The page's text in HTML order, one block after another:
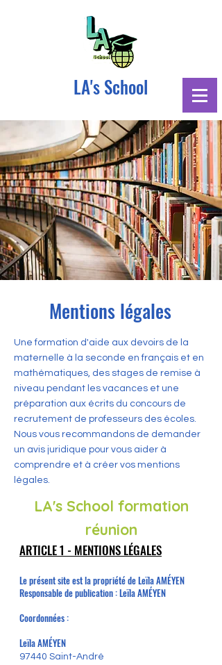
LA's School
L' Éducation pour tous
Mentions légales
Une formation d'aide aux devoirs de la
maternelle à la seconde en français et en
mathématiques, des stages de remise à
niveau pendant les vacances et une
préparation aux écrits du concours de
recrutement de professeurs des écoles.
Nous vous recommandons de demander
un avis juridique pour vous aider à
comprendre et à créer vos mentions
légales.
LA's School formation
réunion
ARTICLE 1 - MENTIONS LÉGALES
Le présent site est la propriété de Leïla AMÉYEN
Responsable de publication :Leïla AMÉYEN
Coordonnées :
Leïla AMÉYEN
97440 Saint-André